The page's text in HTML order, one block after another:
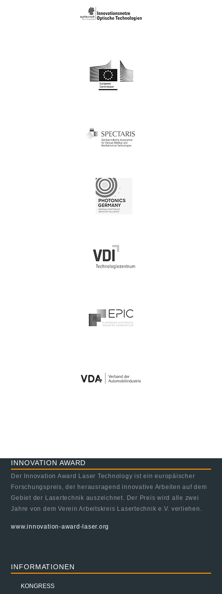
INNOVATION AWARD
Der Innovation Award Laser Technology ist ein europäischer
Forschungspreis, der herausragend innovative Arbeiten auf dem
Gebiet der Lasertechnik auszeichnet. Der Preis wird alle zwei
Jahre von dem Verein Arbeitskreis Lasertechnik e.V. verliehen.
www.innovation-award-laser.org
INFORMATIONEN
KONGRESS